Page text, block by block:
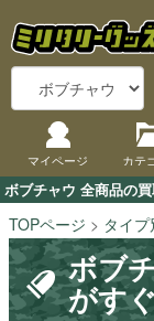
ボブチャウ 全商品の
マイページ カテ
TOPページ タイ
ボブ
がす